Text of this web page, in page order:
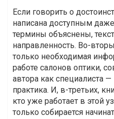
Если говорить о
написана доступным
термины объяснены,
направленность. Во-
только необходимая
работе салонов оптики,
автора как специалиста
практика. И, в-третьих,
кто уже работает в этой
только собирается